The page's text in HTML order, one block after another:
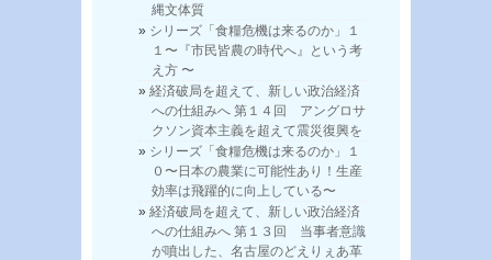
縄文体質
シリーズ「食糧危機は来るのか」１
１〜『市民皆農の時代へ』という考
え方 〜
経済破局を超えて、新しい政治経済
への仕組みへ 第１４回 アングロサ
クソン資本主義を超えて震災復興を
シリーズ「食糧危機は来るのか」１
０〜日本の農業に可能性あり！生産
効率は飛躍的に向上している〜
経済破局を超えて、新しい政治経済
への仕組みへ 第１３回 当事者意識
が噴出した、名古屋のどえりぇあ革